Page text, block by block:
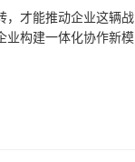
，才能推动企业这辆战
业构建一体化协作新模